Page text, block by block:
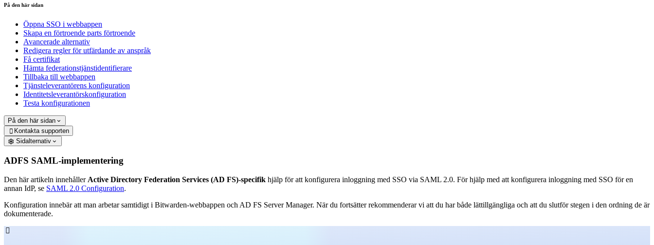
På den här sidan
Öppna SSO i webbappen
Skapa en förtroende parts förtroende
Avancerade alternativ
Redigera regler för utfärdande av anspråk
Få certifikat
Hämta federationstjänstidentifierare
Tillbaka till webbappen
Tjänsteleverantörens konfiguration
Identitetsleverantörskonfiguration
Testa konfigurationen
På den här sidan
 Kontakta supporten
Sidalternativ
ADFS SAML-implementering
Den här artikeln innehåller Active Directory Federation Services (AD FS)-specifik hjälp för att konfigurera inloggning med SSO via SAML 2.0. För hjälp med att konfigurera inloggning med SSO för en
annan IdP, se SAML 2.0 Configuration.
Konfiguration innebär att man arbetar samtidigt i Bitwarden-webbappen och AD FS Server Manager. När du fortsätter rekommenderar vi att du har både lättillgängliga och att du slutför stegen i den ordning de är
dokumenterade.
